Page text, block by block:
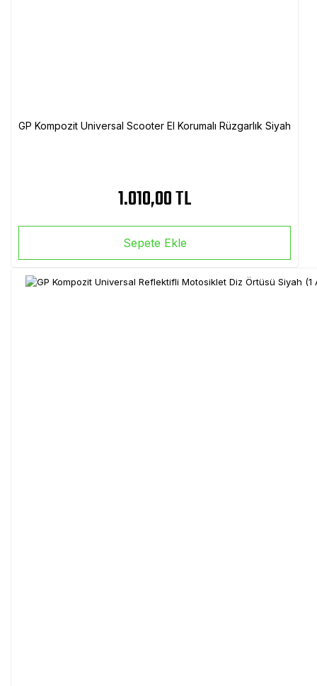
GP Kompozit Universal Scooter El Korumalı Rüzgarlık Siyah
1.010,00 TL
Sepete Ekle